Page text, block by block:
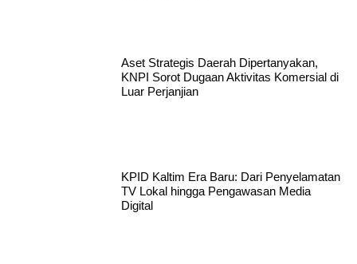
Aset Strategis Daerah Dipertanyakan,
KNPI Sorot Dugaan Aktivitas Komersial di
Luar Perjanjian
KPID Kaltim Era Baru: Dari Penyelamatan
TV Lokal hingga Pengawasan Media
Digital